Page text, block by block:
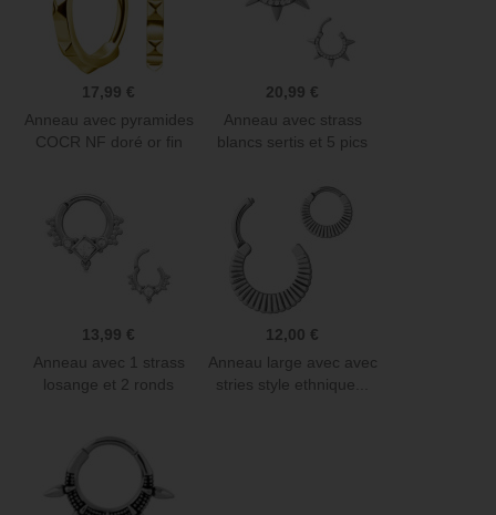
17,99 €
Anneau avec pyramides
COCR NF doré or fin
20,99 €
Anneau avec strass
blancs sertis et 5 pics
13,99 €
Anneau avec 1 strass
losange et 2 ronds
12,00 €
Anneau large avec avec
stries style ethnique...